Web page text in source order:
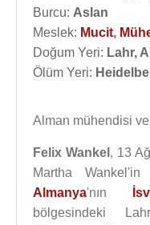
Burcu: Aslan
Meslek: Mucit,
Doğum Yeri: Lahr,
Ölüm Yeri:
Alman mühendisi
Felix Wankel , 13
Martha
Almanya'nın
bölgesindeki